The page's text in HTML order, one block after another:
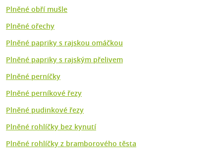
Plněné obří mušle
Plněné ořechy
Plněné papriky s rajskou omáčkou
Plněné papriky s rajským přelivem
Plněné perníčky
Plněné perníkové řezy
Plněné pudinkové řezy
Plněné rohlíčky bez kynutí
Plněné rohlíčky z bramborového těsta